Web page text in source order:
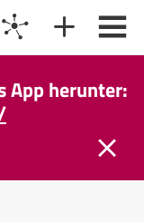
App herunter: